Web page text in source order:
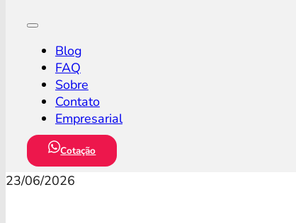
Blog
FAQ
Sobre
Contato
Empresarial
Cotação
23/06/2026